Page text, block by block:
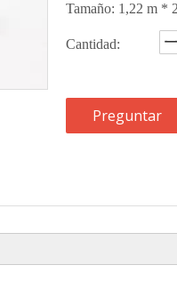
Tamaño: 1,22 m *
Cantidad:
Preguntar